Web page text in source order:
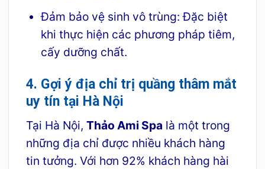
Đảm bảo vệ sinh vô trùng: Đặc biệt
khi thực hiện các phương pháp tiêm,
cấy dưỡng chất.
4. Gợi ý địa chỉ trị quầng thâm mắt
uy tín tại Hà Nội
Tại Hà Nội, Thảo Ami Spa là một trong
những địa chỉ được nhiều khách hàng
tin tưởng. Với hơn 92% khách hàng hài